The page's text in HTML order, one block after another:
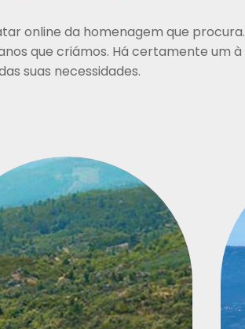
online da homenagem que procura.
que criámos. Há certamente um
suas necessidades.